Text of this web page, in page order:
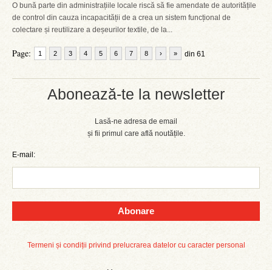
Abonează-te la newsletter
Lasă-ne adresa de email
și fii primul care află noutățile.
E-mail:
Abonare
Termeni și condiții privind prelucrarea datelor cu caracter personal
O bună parte din administrațiile locale riscă să fie amendate de autoritățile
de control din cauza incapacității de a crea un sistem funcțional de
colectare și reutilizare a deșeurilor textile, de la...
Page: 1 2 3 4 5 6 7 8 din 61
› »